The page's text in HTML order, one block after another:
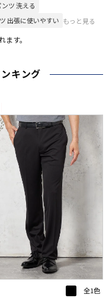
ツ 洗える
出張に使いやすい もっと見る
す。
キング
全1色